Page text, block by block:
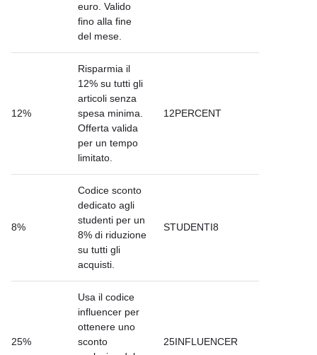
euro. Valido
fino alla fine
del mese.
12%
Risparmia il
12% su tutti gli
articoli senza
spesa minima.
Offerta valida
per un tempo
limitato.
12PERCENT
8%
Codice sconto
dedicato agli
studenti per un
8% di riduzione
su tutti gli
acquisti.
STUDENTI8
25%
Usa il codice
influencer per
ottenere uno
sconto
25INFLUENCER